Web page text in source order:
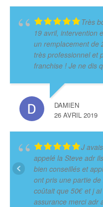
Très
19 avril, intervention
un remplacement de
très professionnel et
franchise ! Je ne dis
DAMIEN
26 AVRIL 2019
J
appelé la Steve adr
bien conseillés et
ont pris une partie
coûtait que 50€ et j
assurance merci adr